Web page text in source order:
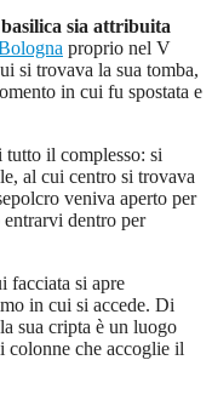
sia attribuita
proprio nel V
si trovava la sua tomba,
in cui fu spostata e
tutto il complesso: si
al cui centro si trovava
veniva aperto per
entrarvi dentro per
facciata si apre
in cui si accede. Di
sua cripta è un luogo
colonne che accoglie il